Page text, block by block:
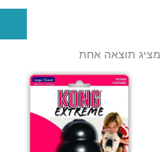
מציג תוצאה אחת